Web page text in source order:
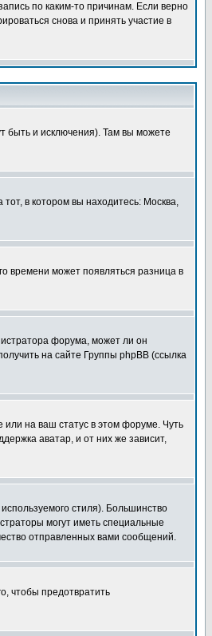
по каким-то причинам. Если верно
снова и принять участие в
быть и исключения). Там вы можете
в котором вы находитесь: Москва,
времени может появляться разница в
форума, может ли он
на сайте Группы phpBB (ссылка
или на ваш статус в этом форуме. Чуть
аватар, и от них же зависит,
стиля). Большинство
могут иметь специальные
отправленных вами сообщений.
чтобы предотвратить